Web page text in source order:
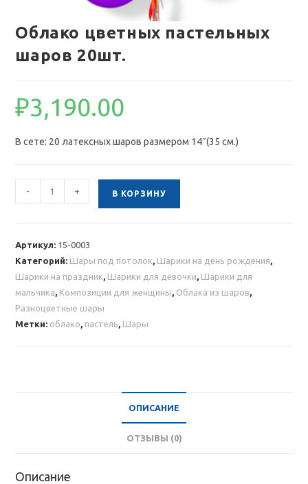
Облако цветных пастельных
шаров 20шт.
₽3,190.00
В сете: 20 латексных шаров размером 14″(35 см.)
Количество
товара
пастельных
шаров
20шт.
- + В КОРЗИНУ
Артикул: 15-0003
Категорий: Шары под потолок, Шарики на день рождения,
Шарики на праздник, Шарики для девочки, Шарики для
мальчика, Композиции для женщины, Облака из шаров,
Разноцветные шары
Метки: облако, пастель, Шары
ОПИСАНИЕ
ОТЗЫВЫ (0)
Описание